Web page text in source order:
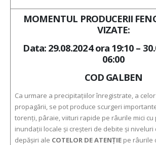
MOMENTUL PRODUCERII
VIZATE:
Data: 29.08.2024 ora 19:10 –
06:00
COD GALBEN
Ca urmare a precipitaţiilor înregistrate, a
propagării, se pot produce scurgeri
torenţi, pâraie, viituri rapide pe râurile mici
inundaţii locale şi creşteri de debite şi niveluri
depăşiri ale COTELOR DE ATENŢIE pe râurile